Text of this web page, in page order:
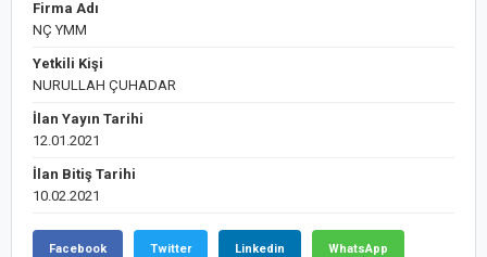
Firma Adı
NÇ YMM
Yetkili Kişi
NURULLAH ÇUHADAR
İlan Yayın Tarihi
12.01.2021
İlan Bitiş Tarihi
10.02.2021
Facebook Twitter Linkedin WhatsApp